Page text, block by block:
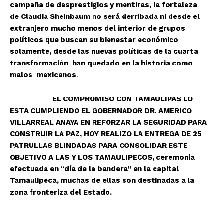
campaña de desprestigios y mentiras, la fortaleza
de Claudia Sheinbaum no será derribada ni desde el
extranjero mucho menos del interior de grupos
políticos que buscan su bienestar económico
solamente, desde las nuevas políticas de la cuarta
transformación han quedado en la historia como
malos mexicanos.
EL COMPROMISO CON TAMAULIPAS LO
ESTA CUMPLIENDO EL GOBERNADOR DR. AMERICO
VILLARREAL ANAYA EN REFORZAR LA SEGURIDAD PARA
CONSTRUIR LA PAZ, HOY REALIZO LA ENTREGA DE 25
PATRULLAS BLINDADAS PARA CONSOLIDAR ESTE
OBJETIVO A LAS Y LOS TAMAULIPECOS, ceremonia
efectuada en “día de la bandera” en la capital
Tamaulipeca, muchas de ellas son destinadas a la
zona fronteriza del Estado.